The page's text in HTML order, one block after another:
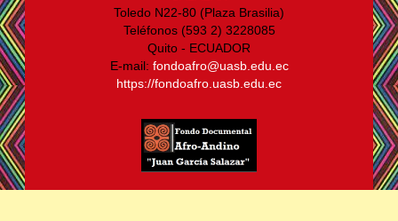
Toledo N22-80 (Plaza Brasilia)
Teléfonos (593 2) 3228085
Quito - ECUADOR
E-mail: fondoafro@uasb.edu.ec
https://fondoafro.uasb.edu.ec